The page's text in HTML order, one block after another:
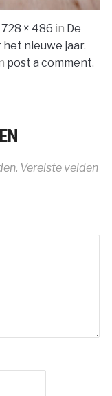
728 × 486 in De
nieuwe jaar.
post a comment.
Vereiste velden